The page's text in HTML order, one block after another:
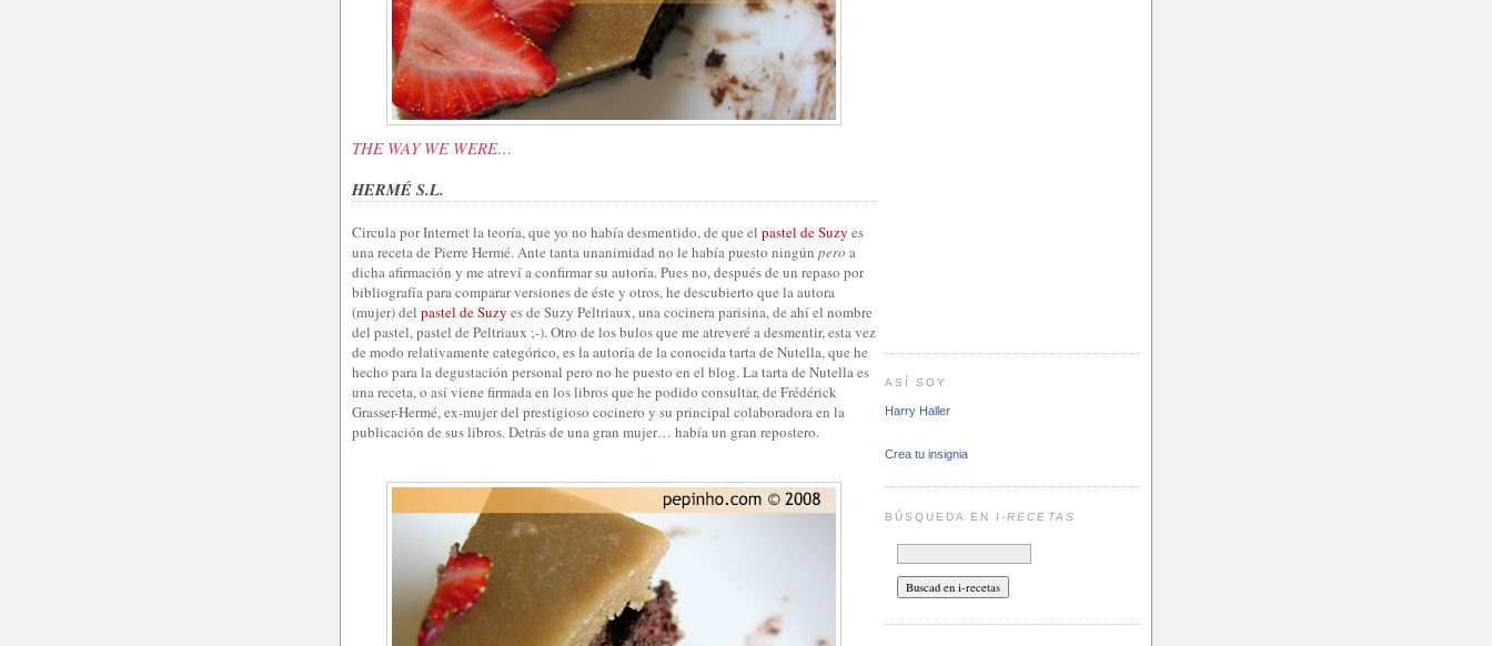
THE WAY WE WERE…
HERMÉ S.L.
Circula por Internet la teoría, que yo no había desmentido, de que el pastel de Suzy es
una receta de Pierre Hermé. Ante tanta unanimidad no le había puesto ningún pero a
dicha afirmación y me atreví a confirmar su autoría. Pues no, después de un repaso por
bibliografía para comparar versiones de éste y otros, he descubierto que la autora
(mujer) del pastel de Suzy es de Suzy Peltriaux, una cocinera parisina, de ahí el nombre
del pastel, pastel de Peltriaux ;-). Otro de los bulos que me atreveré a desmentir, esta vez
de modo relativamente categórico, es la autoría de la conocida tarta de Nutella, que he
hecho para la degustación personal pero no he puesto en el blog. La tarta de Nutella es
una receta, o así viene firmada en los libros que he podido consultar, de Frédérick
Grasser-Hermé, ex-mujer del prestigioso cocinero y su principal colaboradora en la
publicación de sus libros. Detrás de una gran mujer… había un gran repostero.
ASÍ SOY
Harry Haller
Crea tu insignia
BÚSQUEDA ENI-RECETAS